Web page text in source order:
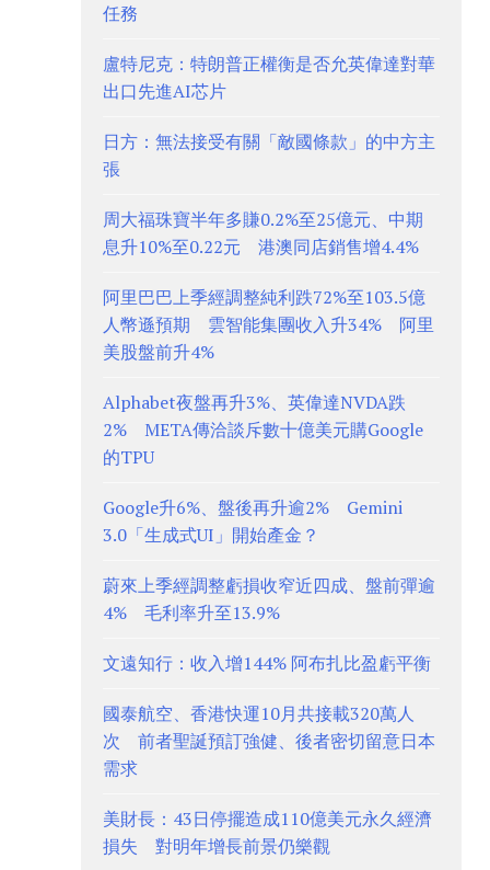
任務
盧特尼克：特朗普正權衡是否允英偉達對華
出口先進AI芯片
日方：無法接受有關「敵國條款」的中方主
張
周大福珠寶半年多賺0.2%至25億元、中期
息升10%至0.22元 港澳同店銷售增4.4%
阿里巴巴上季經調整純利跌72%至103.5億
人幣遜預期 雲智能集團收入升34% 阿里
美股盤前升4%
Alphabet夜盤再升3%、英偉達NVDA跌
2% META傳洽談斥數十億美元購Google
的TPU
Google升6%、盤後再升逾2% Gemini
3.0「生成式UI」開始產金？
蔚來上季經調整虧損收窄近四成、盤前彈逾
4% 毛利率升至13.9%
文遠知行：收入增144% 阿布扎比盈虧平衡
國泰航空、香港快運10月共接載320萬人
次 前者聖誕預訂強健、後者密切留意日本
需求
美財長：43日停擺造成110億美元永久經濟
損失 對明年增長前景仍樂觀